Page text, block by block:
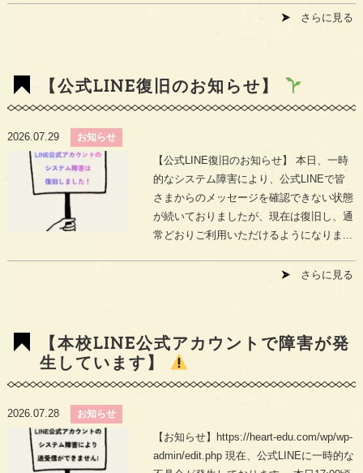
さらに見る
【公式LINE復旧のお知らせ】
2026.07.29 お知らせ
【公式LINE復旧のお知らせ】 本日、一時
的なシステム障害により、公式LINEで皆
さまからのメッセージを確認できない状態
が続いておりましたが、現在は復旧し、通
常どおりご利用いただけるようになりま...
さらに見る
【本校LINE公式アカウントで障害が発
生しています】
2026.07.28 お知らせ
【お知らせ】https://heart-edu.com/wp/wp-
admin/edit.php 現在、公式LINEに一時的な